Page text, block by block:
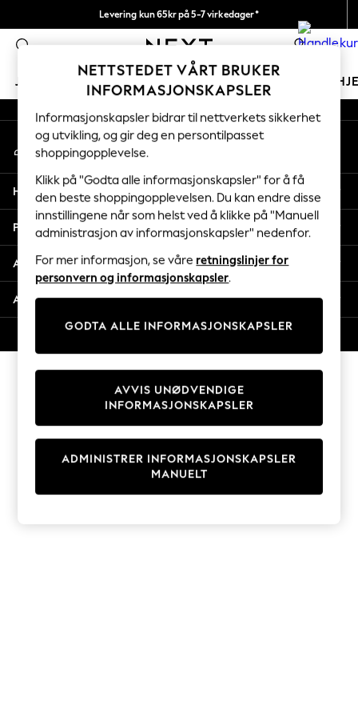
Levering kun 65kr på 5-7 virkedager*
Vi betaler alle tollavgifter 0
JENTER GUTTER BABY KVINNER
GIRLS
New In
50 - 92cm (0 - 24 months)
98 - 110cm (3 - 5 years)
116 - 134cm (6 - 9 years)
140 - 174cm (10 - 15+ years)
Trending: Top & Short Sets
Trending: Clogs
Toy Story
THE SET
Coats & Jackets
Sweatshirts & Hoodies
Knitwear
Cardigans
Dresses
Sets & Outfits
T-Shirts
An error occurred on client
Våre sosiale nettverk
Min konto
Logg inn på kontoen din
Hjelp
Personvern & Juridisk
Avdelinger
Andre tjenester
NETTSTEDET VÅRT BRUKER
INFORMASJONSKAPSLER
Informasjonskapsler bidrar til nettverkets sikkerhet
og utvikling, og gir deg en persontilpasset
shoppingopplevelse.
Klikk på "Godta alle informasjonskapsler" for å få
den beste shoppingopplevelsen. Du kan endre disse
innstillingene når som helst ved å klikke på "Manuell
administrasjon av informasjonskapsler" nedenfor.
For mer informasjon, se våre retningslinjer for
personvern og informasjonskapsler.
GODTA ALLE INFORMASJONSKAPSLER
ADMINISTRER INFORMASJONSKAPSLER
MANUELT
AVVIS UNØDVENDIGE
INFORMASJONSKAPSLER